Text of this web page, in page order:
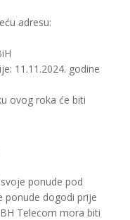
adresu:
11.11.2024. godine
ovog roka će biti
ponude pod
ponude dogodi prije
Telecom mora biti